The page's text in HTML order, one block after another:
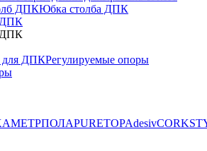
ДПКЮбка столба ДПК
ДПК
ДПК
для ДПКРегулируемые опоры
МЕТРПОЛАPURETOPAdesiv